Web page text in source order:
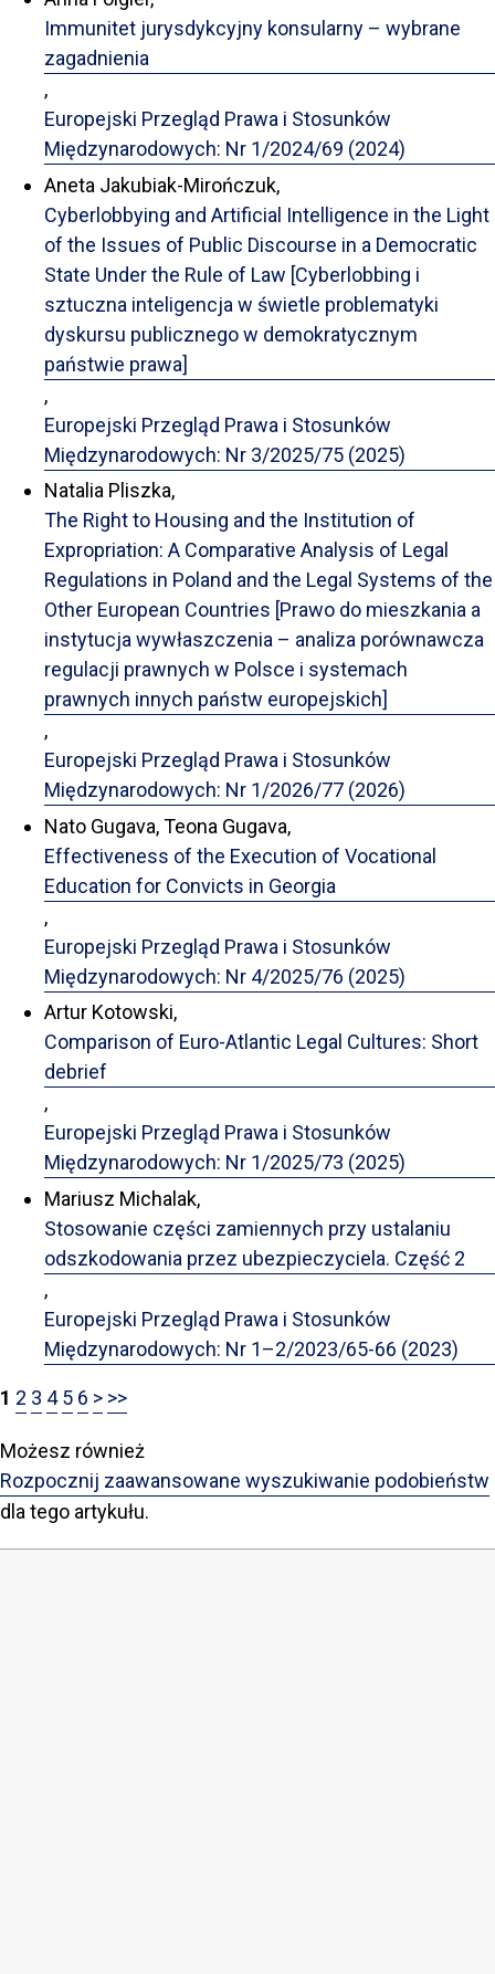
Immunitet jurysdykcyjny konsularny – wybrane
zagadnienia
,
Europejski Przegląd Prawa i Stosunków
Międzynarodowych: Nr 1/2024/69 (2024)
Aneta Jakubiak-Mirończuk,
Cyberlobbying and Artificial Intelligence in the Light
of the Issues of Public Discourse in a Democratic
State Under the Rule of Law [Cyberlobbing i
sztuczna inteligencja w świetle problematyki
dyskursu publicznego w demokratycznym
państwie prawa]
,
Europejski Przegląd Prawa i Stosunków
Międzynarodowych: Nr 3/2025/75 (2025)
Natalia Pliszka,
The Right to Housing and the Institution of
Expropriation: A Comparative Analysis of Legal
Regulations in Poland and the Legal Systems of the
Other European Countries [Prawo do mieszkania a
instytucja wywłaszczenia – analiza porównawcza
regulacji prawnych w Polsce i systemach
prawnych innych państw europejskich]
,
Europejski Przegląd Prawa i Stosunków
Międzynarodowych: Nr 1/2026/77 (2026)
Nato Gugava, Teona Gugava,
Effectiveness of the Execution of Vocational
Education for Convicts in Georgia
,
Europejski Przegląd Prawa i Stosunków
Międzynarodowych: Nr 4/2025/76 (2025)
Artur Kotowski,
Comparison of Euro-Atlantic Legal Cultures: Short
debrief
,
Europejski Przegląd Prawa i Stosunków
Międzynarodowych: Nr 1/2025/73 (2025)
Mariusz Michalak,
Stosowanie części zamiennych przy ustalaniu
odszkodowania przez ubezpieczyciela. Część 2
,
Europejski Przegląd Prawa i Stosunków
Międzynarodowych: Nr 1–2/2023/65-66 (2023)
1 2 3 4 5 6 > >>
Możesz również
Rozpocznij zaawansowane wyszukiwanie podobieństw
dla tego artykułu.